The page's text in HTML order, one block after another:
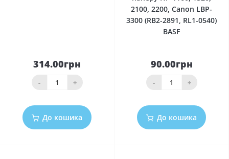
314.00грн
- +
До кошика
2100, 2200, Canon LBP-
3300 (RB2-2891, RL1-0540)
BASF
90.00грн
- +
До кошика